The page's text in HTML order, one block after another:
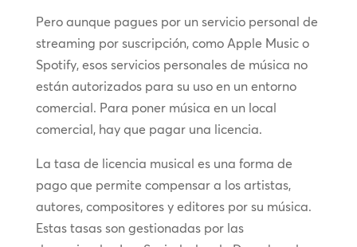
Pero aunque pagues por un servicio personal de
streaming por suscripción, como Apple Music o
Spotify, esos servicios personales de música no
están autorizados para su uso en un entorno
comercial. Para poner música en un local
comercial, hay que pagar una licencia.
La tasa de licencia musical es una forma de
pago que permite compensar a los artistas,
autores, compositores y editores por su música.
Estas tasas son gestionadas por las